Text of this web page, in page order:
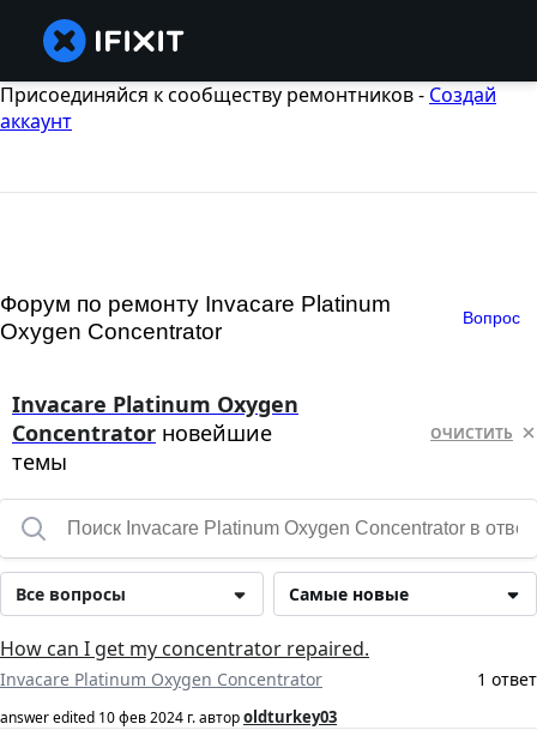
Присоединяйся к сообществу ремонтников - Создай
аккаунт
Форум по ремонту Invacare Platinum
Oxygen Concentrator
Вопрос
Invacare Platinum Oxygen
Concentrator новейшие
темы
ОЧИСТИТЬ
Самые новые
Все вопросы
How can I get my concentrator repaired.
Invacare Platinum Oxygen Concentrator 1 ответ
answer edited 10 фев 2024 г.авторoldturkey03